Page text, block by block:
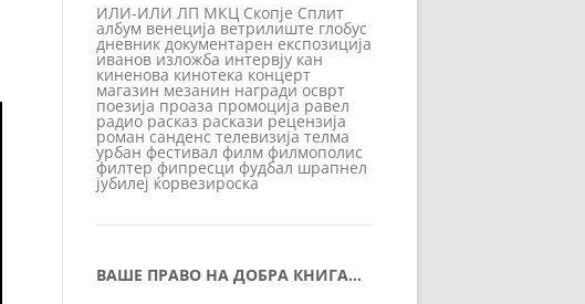
ИЛИ-ИЛИ ЛП МКЦ Скопје Сплит
албум венеција ветрилиште глобус
дневник документарен експозиција
иванов изложба интервју кан
киненова кинотека концерт
магазин мезанин награди осврт
поезија проаза промоција равел
радио расказ раскази рецензија
роман санденс телевизија телма
урбан фестивал филм филмополис
филтер фипресци фудбал шрапнел
јубилеј ќорвезироска
ВАШЕ ПРАВО НА ДОБРА КНИГА…